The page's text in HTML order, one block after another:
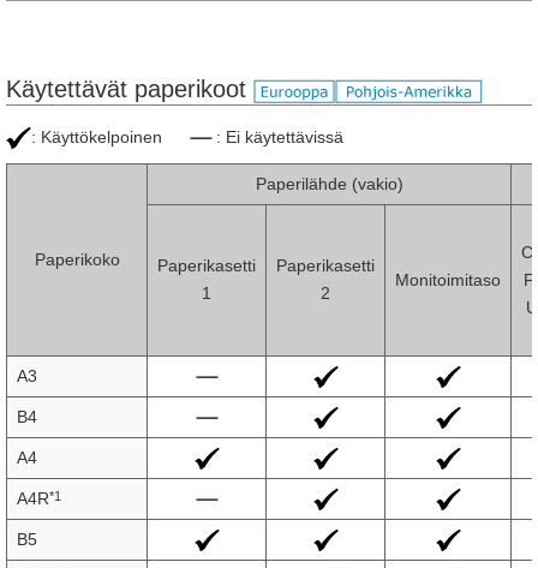
Käytettävät paperikoot
: Käyttökelpoinen : Ei käytettävissä
Paperikoko
Paperilähde (vakio)
Paperikasetti
1
Paperikasetti
2
Monitoimitaso
A3
B4
A4
A4R*1
B5